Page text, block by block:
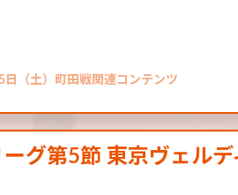
日（土）町田戦関連コンテンツ
グ第5節 東京ヴェル